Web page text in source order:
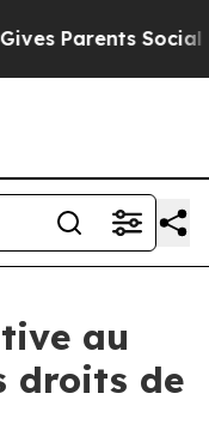
Parents Social
au
droits de